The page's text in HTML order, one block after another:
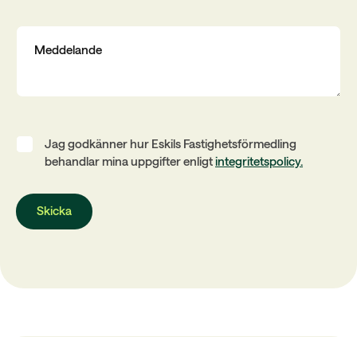
Jag godkänner hur Eskils Fastighetsförmedling
behandlar mina uppgifter enligtintegritetspolicy.